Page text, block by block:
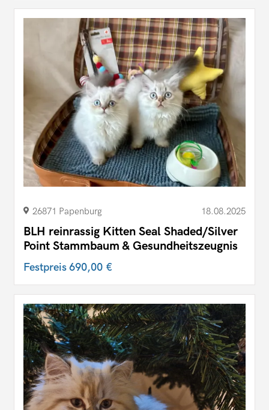
26871 Papenburg 18.08.2025
BLH reinrassig Kitten Seal Shaded/Silver
Point Stammbaum & Gesundheitszeugnis
Festpreis690,00 €